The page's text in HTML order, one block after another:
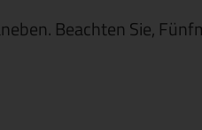
Beachten Sie,